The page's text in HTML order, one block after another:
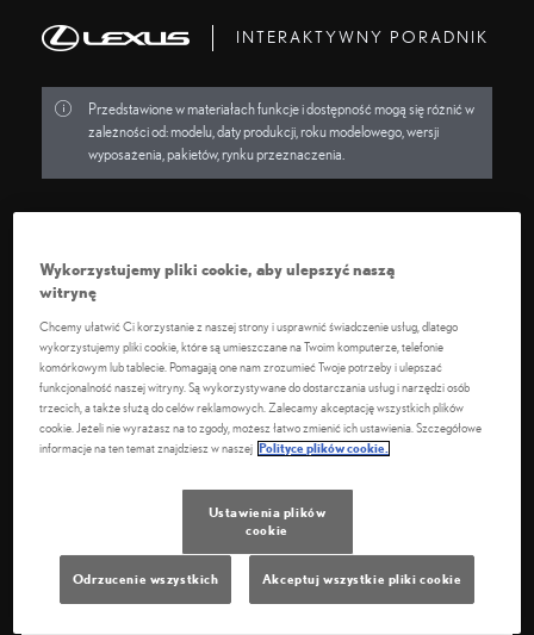
INTERAKTYWNY PORADNIK
Przedstawione w materiałach funkcje i dostępność mogą się różnić w
zależności od: modelu, daty produkcji, roku modelowego, wersji
wyposażenia, pakietów, rynku przeznaczenia.
RX
31 VIDEO
UX
Wykorzystujemy pliki cookie, aby ulepszyć naszą
witrynę
Chcemy ułatwić Ci korzystanie z naszej strony i usprawnić świadczenie usług, dlatego
wykorzystujemy pliki cookie, które są umieszczane na Twoim komputerze, telefonie
komórkowym lub tablecie. Pomagają one nam zrozumieć Twoje potrzeby i ulepszać
funkcjonalność naszej witryny. Są wykorzystywane do dostarczania usług i narzędzi osób
trzecich, a także służą do celów reklamowych. Zalecamy akceptację wszystkich plików
cookie. Jeżeli nie wyrażasz na to zgody, możesz łatwo zmienić ich ustawienia. Szczegółowe
informacje na ten temat znajdziesz w naszej
Polityce plików cookie.
Ustawienia plików
cookie
Odrzucenie wszystkich Akceptuj wszystkie pliki cookie